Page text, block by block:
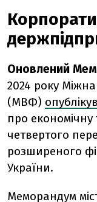
Оновлений
2024 року
(МВФ)
про економічну
четвертого
розширеного
України.
Меморандум